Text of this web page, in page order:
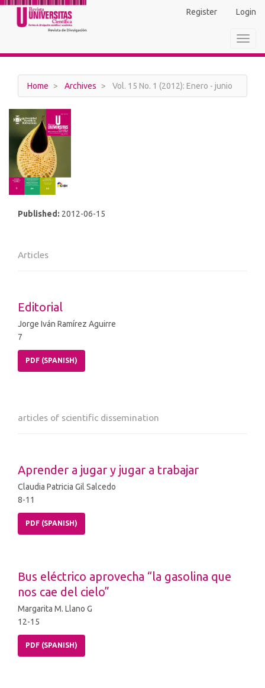
Main
Navigation
Main
Sidebar
Register Login
Home Archives Vol. 15 No. 1 (2012): Enero - junio
Published: 2012-06-15
Articles
Editorial
Jorge Iván Ramírez Aguirre
7
PDF (SPANISH)
articles of scientific dissemination
Aprender a jugar y jugar a trabajar
Claudia Patricia Gil Salcedo
8-11
PDF (SPANISH)
Bus eléctrico aprovecha “la gasolina que
nos cae del cielo”
Margarita M. Llano G
12-15
PDF (SPANISH)